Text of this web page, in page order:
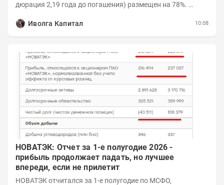
дюрация 2,19 года до погашения) размещен на 78%.
Иволга Капитал
10:08
НОВАТЭК: Отчет за 1-е полугодие 2026 -
прибыль продолжает падать, но лучшее
впереди, если не прилетит
НОВАТЭК отчитался за 1-е полугодие по МСФО,